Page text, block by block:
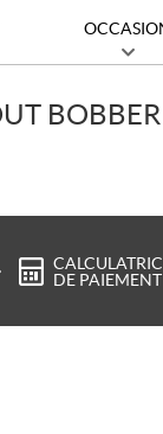
DE PAIEMENT